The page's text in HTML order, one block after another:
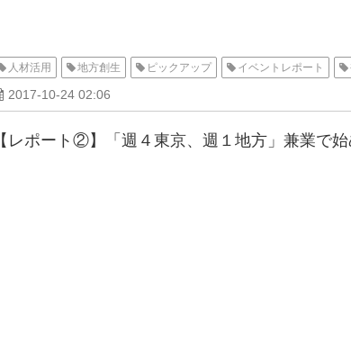
人材活用 地方創生 ピックアップ イベントレポート
2017-10-24 02:06
【レポート②】「週４東京、週１地方」兼業で